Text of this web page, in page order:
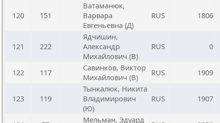
120 151
Ватаманюк,
Варвара
Евгеньевна (Д)
RUS 1806
121 222
Ядчишин,
Александр
Михайлович (В)
RUS 0
122 117
Савинков, Виктор
Михайлович (В)
RUS 1909
123 119
Тынкалюк, Никита
Владимирович
(Ю)
RUS 1907
Мельман, Эдуард